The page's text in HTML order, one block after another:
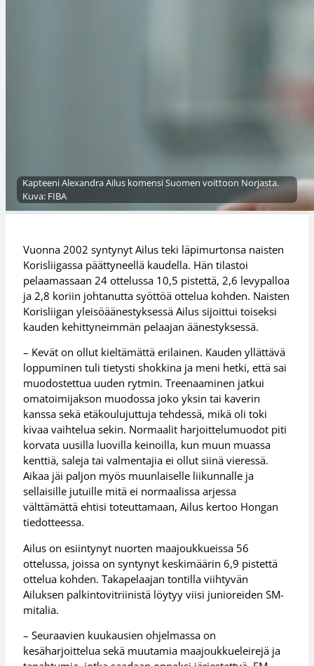
Kapteeni Alexandra Ailus komensi Suomen voittoon Norjasta.
Kuva: FIBA
Vuonna 2002 syntynyt Ailus teki läpimurtonsa naisten
Korisliigassa päättyneellä kaudella. Hän tilastoi
pelaamassaan 24 ottelussa 10,5 pistettä, 2,6 levypalloa
ja 2,8 koriin johtanutta syöttöä ottelua kohden. Naisten
Korisliigan yleisöäänestyksessä Ailus sijoittui toiseksi
kauden kehittyneimmän pelaajan äänestyksessä.
– Kevät on ollut kieltämättä erilainen. Kauden yllättävä
loppuminen tuli tietysti shokkina ja meni hetki, että sai
muodostettua uuden rytmin. Treenaaminen jatkui
omatoimijakson muodossa joko yksin tai kaverin
kanssa sekä etäkoulujuttuja tehdessä, mikä oli toki
kivaa vaihtelua sekin. Normaalit harjoittelumuodot piti
korvata uusilla luovilla keinoilla, kun muun muassa
kenttiä, saleja tai valmentajia ei ollut siinä vieressä.
Aikaa jäi paljon myös muunlaiselle liikunnalle ja
sellaisille jutuille mitä ei normaalissa arjessa
välttämättä ehtisi toteuttamaan, Ailus kertoo Hongan
tiedotteessa.
Ailus on esiintynyt nuorten maajoukkueissa 56
ottelussa, joissa on syntynyt keskimäärin 6,9 pistettä
ottelua kohden. Takapelaajan tontilla viihtyvän
Ailuksen palkintovitriinistä löytyy viisi junioreiden SM-
mitalia.
– Seuraavien kuukausien ohjelmassa on
kesäharjoittelua sekä muutamia maajoukkueleirejä ja